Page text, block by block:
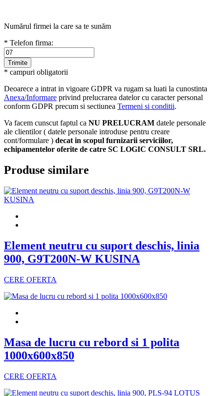
Numărul firmei la care sa te sunăm
* Telefon firma:
* campuri obligatorii
Deoarece a intrat in vigoare GDPR va rugam sa luati la cunostinta
Anexa/Informare privind prelucrarea datelor cu caracter personal
conform GDPR precum si sectiunea Termeni si conditii.
Va facem cunscut faptul ca NU PRELUCRAM datele personale
ale clientilor ( datele personale introduse pentru creare
cont/formulare ) decat in scopul furnizarii serviciilor,
echipamentelor oferite de catre SC LOGIC CONSULT SRL.
Produse similare
Element neutru cu suport deschis, linia
900, G9T200N-W KUSINA
CERE OFERTA
Masa de lucru cu rebord si 1 polita
1000x600x850
CERE OFERTA